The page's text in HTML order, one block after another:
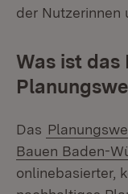
der Nutzerinnen
Was ist das
Das
Bauen Baden-
onlinebasierter,